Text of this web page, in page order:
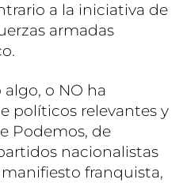
a la iniciativa de
armadas
o NO ha
políticos relevantes y
Podemos, de
nacionalistas
franquista,